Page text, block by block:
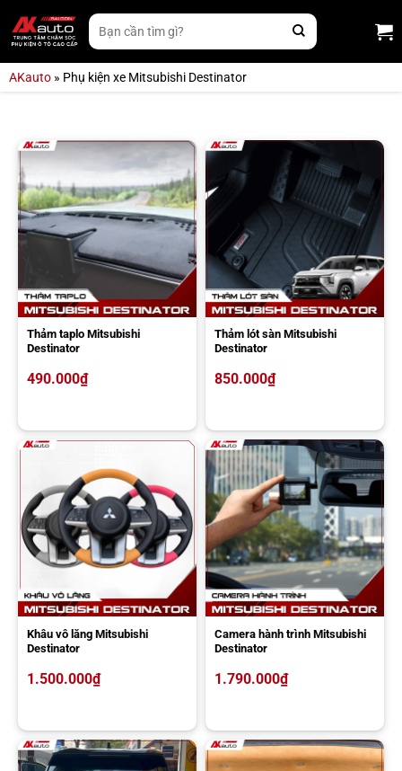
qua
nội
Tìm
kiếm:
AKauto » Phụ kiện xe Mitsubishi Destinator
Thảm taplo Mitsubishi
Destinator
490.000₫
Thảm lót sàn Mitsubishi
Destinator
850.000₫
Khâu vô lăng Mitsubishi
Destinator
1.500.000₫
Camera hành trình Mitsubishi
Destinator
1.790.000₫